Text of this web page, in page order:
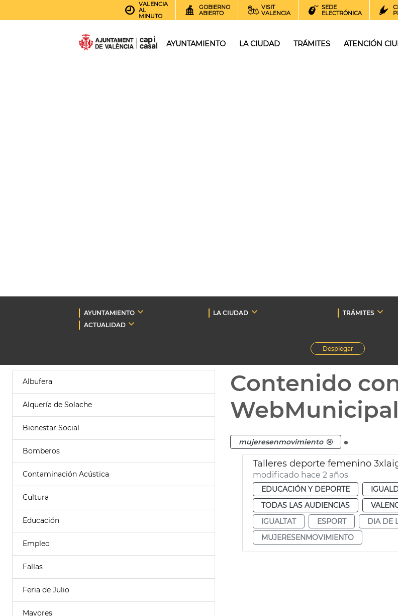
VALENCIA
AL
MINUTO
GOBIERNO
ABIERTO
VISIT
VALENCIA
SEDE
ELECTRÓNICA
AYUNTAMIENTO LA CIUDAD TRÁMITES ATENCIÓN
AYUNTAMIENTO LA CIUDAD TRÁMITES
ACTUALIDAD
Desplegar
Albufera
Alquería de Solache
Bienestar Social
Bomberos
Contaminación Acústica
Cultura
Educación
Empleo
Fallas
Feria de Julio
Mayores
Contenido
WebMunicipal
mujeresenmovimiento .
Talleres deporte femenino
modificado hace 2 años
EDUCACIÓN Y DEPORTE
TODAS LAS AUDIENCIAS
IGUALTAT
ESPORT DIA DE
MUJERESENMOVIMIENTO